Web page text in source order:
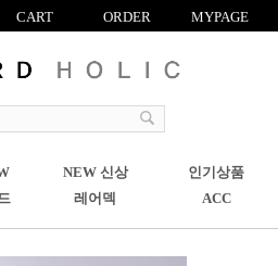
CART ORDER MYPAGE
R
NEW 신상
인기상품
레어덱 ACC